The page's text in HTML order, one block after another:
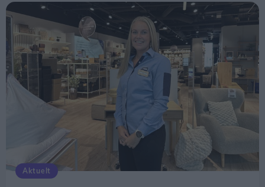
Aktuelt